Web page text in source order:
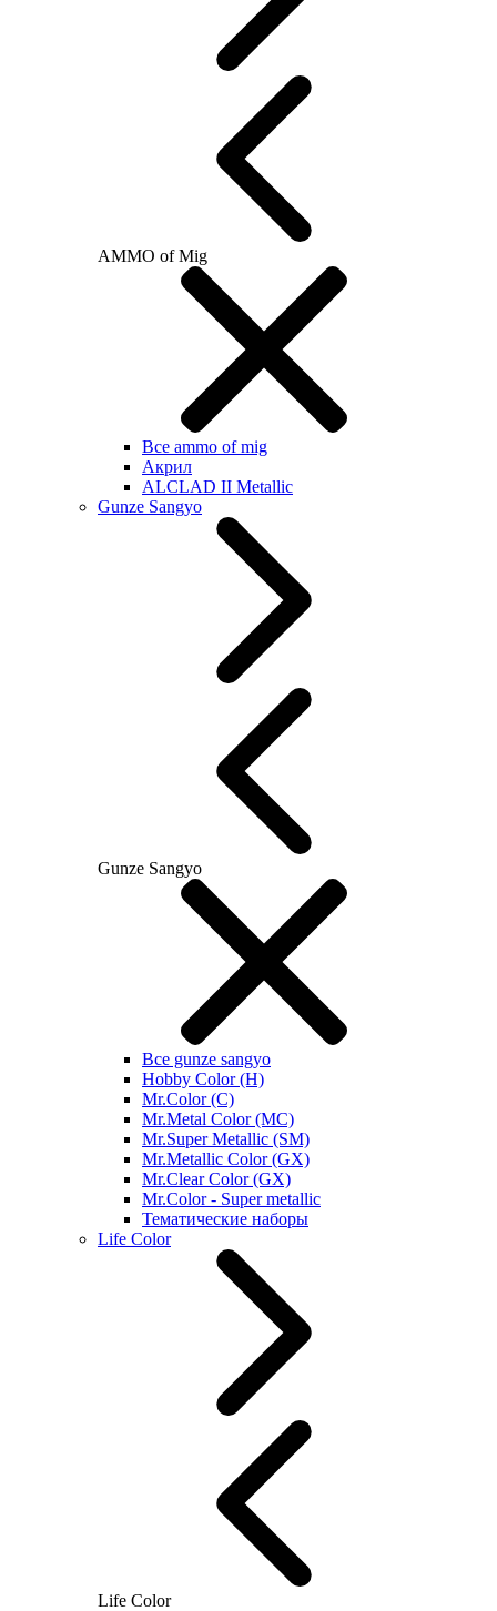
AMMO of Mig
Все ammo of mig
Акрил
ALCLAD II Metallic
Gunze Sangyo
Gunze Sangyo
Все gunze sangyo
Hobby Color (H)
Mr.Color (C)
Mr.Metal Color (MC)
Mr.Super Metallic (SM)
Mr.Metallic Color (GX)
Mr.Clear Color (GX)
Mr.Color - Super metallic
Тематические наборы
Life Color
Life Color